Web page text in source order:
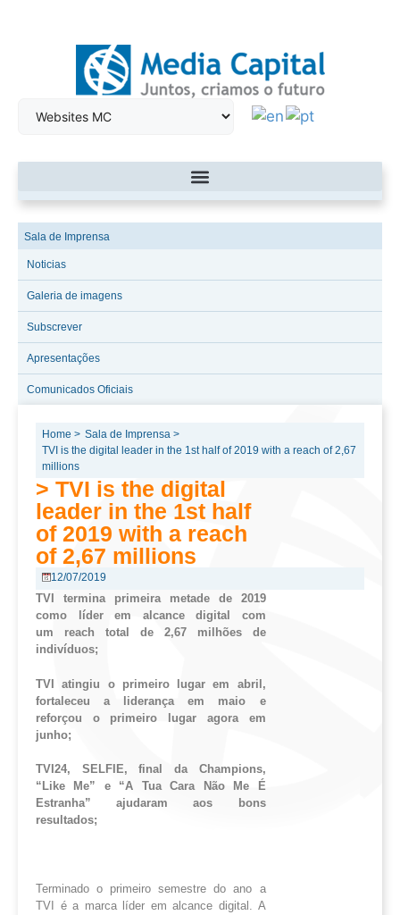
Sala de Imprensa
Noticias
Galeria de imagens
Subscrever
Apresentações
Comunicados Oficiais
Home > Sala de Imprensa >
TVI is the digital leader in the 1st half of 2019 with a reach of 2,67
millions
> TVI is the digital
leader in the 1st half
of 2019 with a reach
of 2,67 millions
12/07/2019
TVI termina primeira metade de 2019
como líder em alcance digital com
um reach total de 2,67 milhões de
indivíduos;
TVI atingiu o primeiro lugar em abril,
fortaleceu a liderança em maio e
reforçou o primeiro lugar agora em
junho;
TVI24, SELFIE, final da Champions,
“ Like Me” e “A Tua Cara Não Me É
Estranha” ajudaram aos bons
resultados;
Terminado o primeiro semestre do ano a
TVI é a marca líder em alcance digital. A